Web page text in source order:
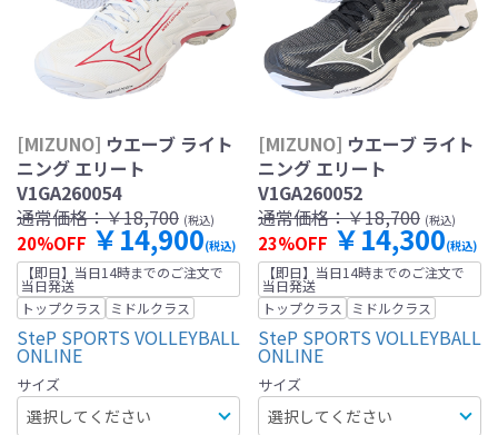
[MIZUNO] ウエーブ ライト
ニング エリート
V1GA260054
通常価格：￥18,700 (税込)
20%OFF ￥14,900(税込)
【即日】当日14時までのご注文で
当日発送
トップクラス
ミドルクラス
SteP SPORTS VOLLEYBALL
ONLINE
サイズ
[MIZUNO] ウエーブ ライト
ニング エリート
V1GA260052
通常価格：￥18,700 (税込)
23%OFF ￥14,300(税込)
【即日】当日14時までのご注文で
当日発送
トップクラス
ミドルクラス
SteP SPORTS VOLLEYBALL
ONLINE
サイズ